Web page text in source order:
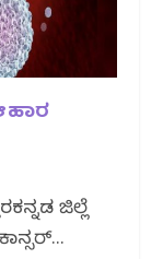
ಜಿಲ್ಲೆ